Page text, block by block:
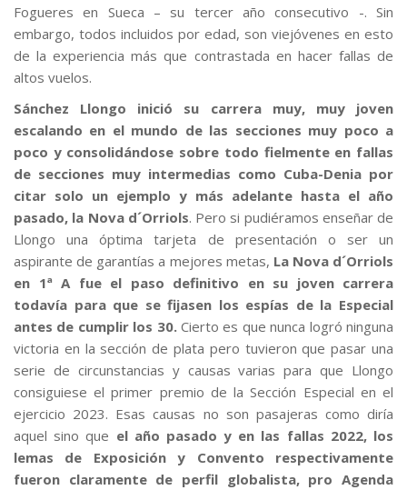
Fogueres en Sueca – su tercer año consecutivo -. Sin
embargo, todos incluidos por edad, son viejóvenes en esto
de la experiencia más que contrastada en hacer fallas de
altos vuelos.
Sánchez Llongo inició su carrera muy, muy joven
escalando en el mundo de las secciones muy poco a
poco y consolidándose sobre todo fielmente en fallas
de secciones muy intermedias como Cuba-Denia por
citar solo un ejemplo y más adelante hasta el año
pasado, la Nova d´Orriols. Pero si pudiéramos enseñar de
Llongo una óptima tarjeta de presentación o ser un
aspirante de garantías a mejores metas, La Nova d´Orriols
en 1ª A fue el paso definitivo en su joven carrera
todavía para que se fijasen los espías de la Especial
antes de cumplir los 30.Cierto es que nunca logró ninguna
victoria en la sección de plata pero tuvieron que pasar una
serie de circunstancias y causas varias para que Llongo
consiguiese el primer premio de la Sección Especial en el
ejercicio 2023. Esas causas no son pasajeras como diría
aquel sino que el año pasado y en las fallas 2022, los
lemas de Exposición y Convento respectivamente
fueron claramente de perfil globalista, pro Agenda